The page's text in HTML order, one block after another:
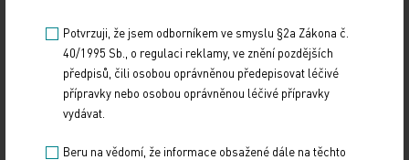
Potvrzuji, že jsem odborníkem ve smyslu §2a Zákona č.
40/1995 Sb., o regulaci reklamy, ve znění pozdějších
předpisů, čili osobou oprávněnou předepisovat léčivé
přípravky nebo osobou oprávněnou léčivé přípravky
vydávat.
Beru na vědomí, že informace obsažené dále na těchto